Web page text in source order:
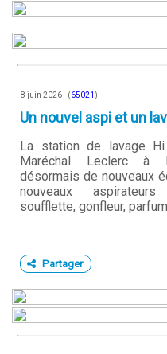
8 juin 2026 - (65021 )
Un nouvel aspi et un
La station de lavage
Maréchal Leclerc à
désormais de nouveaux
nouveaux
soufflette, gonfleur,
Partager